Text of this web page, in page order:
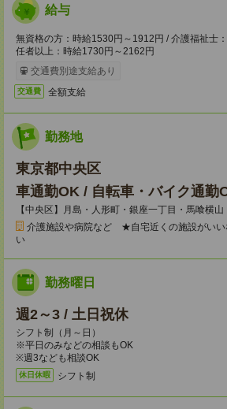
給与
無資格の方：時給1530円～1912円 / 介護福祉士
任者以上：時給1730円～2162円
交通費別途支給あり
交通費 全額支給
勤務地
東京都中央区
車通勤OK / 自転車・バイク通勤
【中央区】月島・人形町・銀座一丁目・馬喰横
介護施設や病院など ★自宅近くの施設がいい
い
勤務曜日
週2～3 / 土日祝休
シフト制（月～日）
※平日のみなどの相談もOK
※週3なども相談OK
休日休暇 シフト制